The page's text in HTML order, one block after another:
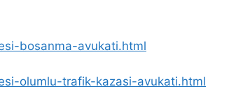
bosanma-avukati.html
olumlu-trafik-kazasi-avukati.html